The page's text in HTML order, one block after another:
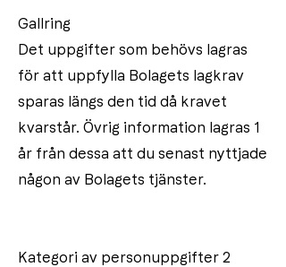
Gallring
Det uppgifter som behövs lagras
för att uppfylla Bolagets lagkrav
sparas längs den tid då kravet
kvarstår. Övrig information lagras 1
år från dessa att du senast nyttjade
någon av Bolagets tjänster.
Kategori av personuppgifter 2